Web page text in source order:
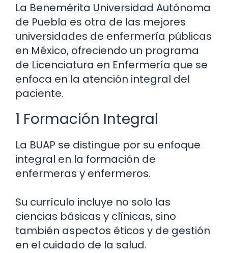
La Benemérita Universidad Autónoma
de Puebla es otra de las mejores
universidades de enfermería públicas
en México, ofreciendo un programa
de Licenciatura en Enfermería que se
enfoca en la atención integral del
paciente.
1 Formación Integral
La BUAP se distingue por su enfoque
integral en la formación de
enfermeras y enfermeros.
Su currículo incluye no solo las
ciencias básicas y clínicas, sino
también aspectos éticos y de gestión
en el cuidado de la salud.